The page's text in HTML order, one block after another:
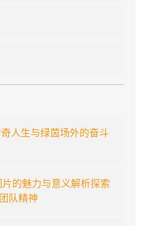
人生与绿茵场外的奋斗
的魅力与意义解析探索
队精神